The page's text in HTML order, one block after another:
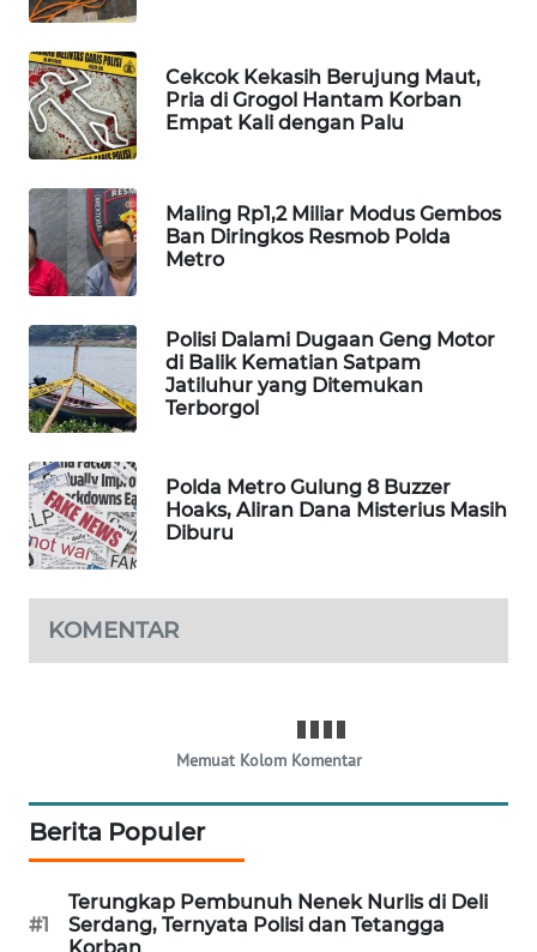
Cekcok Kekasih Berujung Maut,
Pria di Grogol Hantam Korban
Empat Kali dengan Palu
Maling Rp1,2 Miliar Modus Gembos
Ban Diringkos Resmob Polda
Metro
Polisi Dalami Dugaan Geng Motor
di Balik Kematian Satpam
Jatiluhur yang Ditemukan
Terborgol
Polda Metro Gulung 8 Buzzer
Hoaks, Aliran Dana Misterius Masih
Diburu
KOMENTAR
Memuat Kolom Komentar
Berita Populer
#1
Terungkap Pembunuh Nenek Nurlis di Deli
Serdang, Ternyata Polisi dan Tetangga
Korban
WAHANA
KONSUMEN
WAHANA
LISTRIK
WAHANA
TRAVEL
WAHANA
WAHANANEWS
ID
WAHANANEWS
CO ID
WAHANANEWS
WAHANA
SPORT
WAHANA
SELEB
WAHANA
PERSONA